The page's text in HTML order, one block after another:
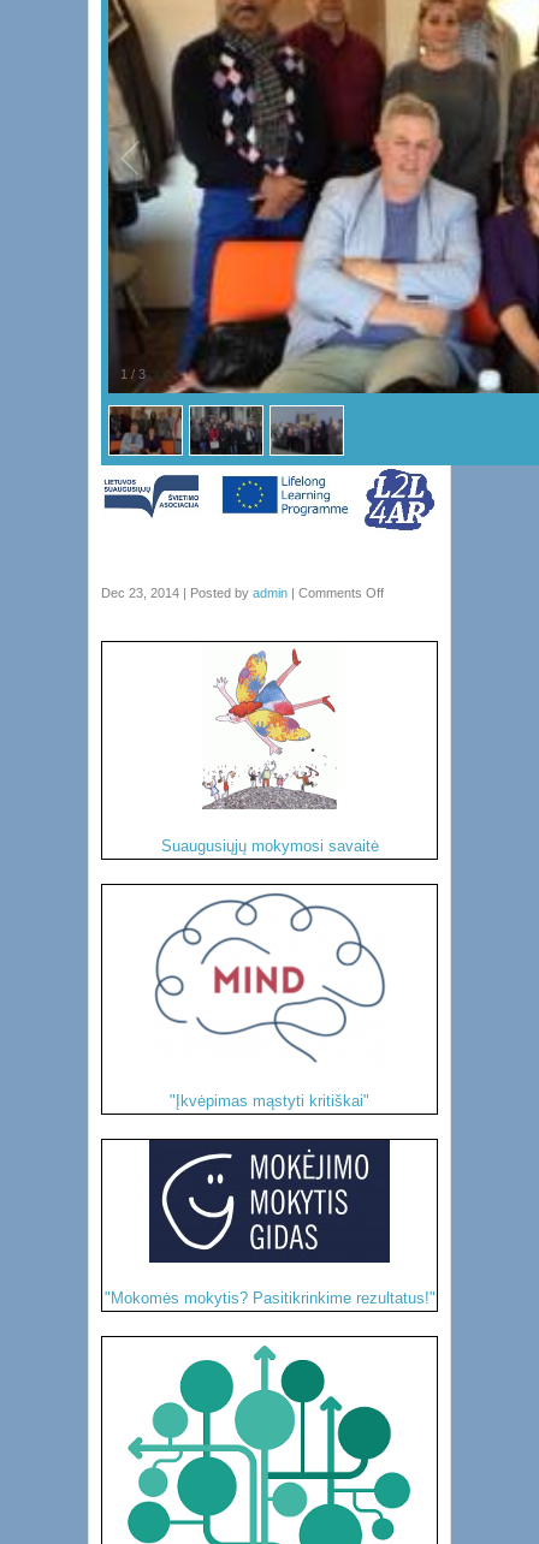
1 / 3
Dec 23, 2014 | Posted by admin | Comments Off
Suaugusiųjų mokymosi savaitė
"Įkvėpimas mąstyti kritiškai"
"Mokomės mokytis? Pasitikrinkime rezultatus!"